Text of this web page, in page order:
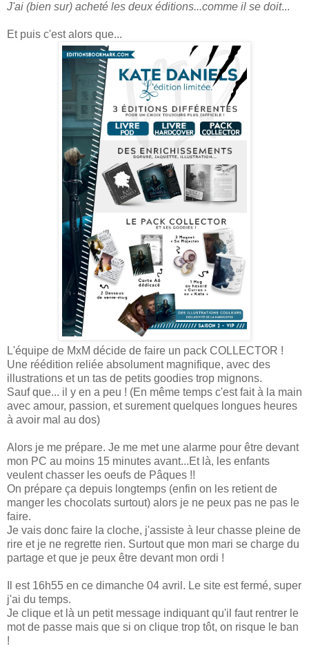
J'ai (bien sur) acheté les deux éditions...comme il se doit...
Et puis c'est alors que...
L'équipe de MxM décide de faire un pack COLLECTOR !
Une réédition reliée absolument magnifique, avec des
illustrations et un tas de petits goodies trop mignons.
Sauf que... il y en a peu ! (En même temps c'est fait à la main
avec amour, passion, et surement quelques longues heures
à avoir mal au dos)
Alors je me prépare. Je me met une alarme pour être devant
mon PC au moins 15 minutes avant...Et là, les enfants
veulent chasser les oeufs de Pâques !!
On prépare ça depuis longtemps (enfin on les retient de
manger les chocolats surtout) alors je ne peux pas ne pas le
faire.
Je vais donc faire la cloche, j'assiste à leur chasse pleine de
rire et je ne regrette rien. Surtout que mon mari se charge du
partage et que je peux être devant mon ordi !
Il est 16h55 en ce dimanche 04 avril. Le site est fermé, super
j'ai du temps.
Je clique et là un petit message indiquant qu'il faut rentrer le
mot de passe mais que si on clique trop tôt, on risque le ban
!